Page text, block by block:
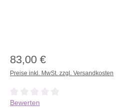
83,00 €
Preise inkl. MwSt. zzgl. Versandkosten
Durchschnittliche Bewertung von 0
Bewerten